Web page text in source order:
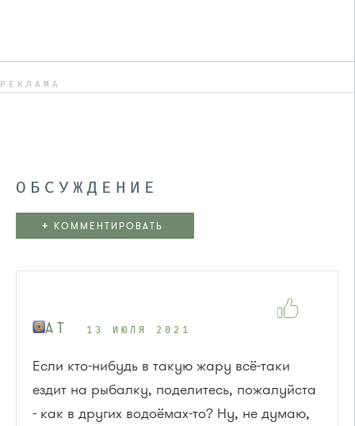
РЕКЛАМА
ОБСУЖДЕНИЕ
+ КОММЕНТИРОВАТЬ
A T 13 ИЮЛЯ 2021
Если кто-нибудь в такую жару всё-таки
ездит на рыбалку, поделитесь, пожалуйста
- как в других водоёмах-то? Ну, не думаю,